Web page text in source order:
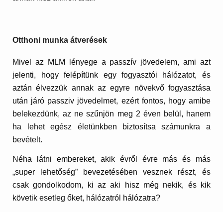
Otthoni munka átverések
Mivel az MLM lényege a passzív jövedelem, ami azt
jelenti, hogy felépítünk egy fogyasztói hálózatot, és
aztán élvezzük annak az egyre növekvő fogyasztása
után járó passziv jövedelmet, ezért fontos, hogy amibe
belekezdünk, az ne szűnjön meg 2 éven belül, hanem
ha lehet egész életünkben biztosítsa számunkra a
bevételt.
Néha látni embereket, akik évről évre más és más
„super lehetőség” bevezetésében vesznek részt, és
csak gondolkodom, ki az aki hisz még nekik, és kik
követik esetleg őket, hálózatról hálózatra?